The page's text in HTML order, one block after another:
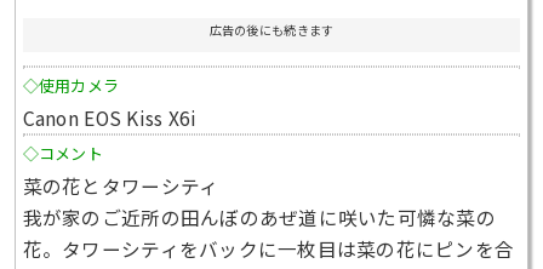
広告の後にも続きます
◇使用カメラ
Canon EOS Kiss X6i
◇コメント
菜の花とタワーシティ
我が家のご近所の田んぼのあぜ道に咲いた可憐な菜の
花。タワーシティをバックに一枚目は菜の花にピンを合